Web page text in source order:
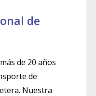
de
de 20 años
de
Nuestra